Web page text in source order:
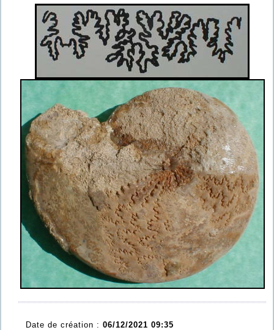
Date de création : 06/12/2021 09:35